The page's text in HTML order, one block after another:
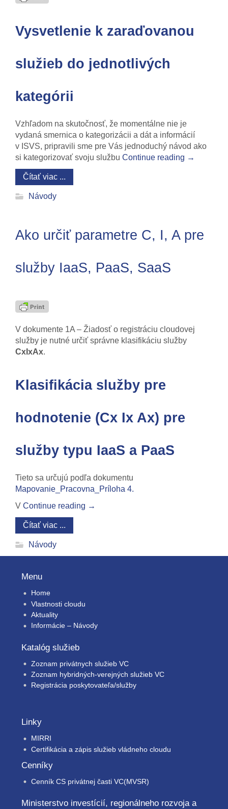
Vysvetlenie k zaraďovanou
služieb do jednotlivých
kategórii
Vzhľadom na skutočnosť, že momentálne nie je
vydaná smernica o kategorizácii a dát a informácií
v ISVS, pripravili sme pre Vás jednoduchý návod ako
si kategorizovať svoju službu Continue reading →
Čítať viac ...
Návody
Ako určiť parametre C, I, A pre
služby IaaS, PaaS, SaaS
V dokumente 1A – Žiadosť o registráciu cloudovej
služby je nutné určiť správne klasifikáciu služby
CxIxAx.
Klasifikácia služby pre
hodnotenie (Cx Ix Ax) pre
služby typu IaaS a PaaS
Tieto sa určujú podľa dokumentu
Mapovanie_Pracovna_Príloha 4.
V Continue reading →
Čítať viac ...
Návody
Menu
Home
Vlastnosti cloudu
Aktuality
Informácie – Návody
Katalóg služieb
Zoznam privátnych služieb VC
Zoznam hybridných-verejných služieb VC
Registrácia poskytovateľa/služby
Linky
MIRRI
Certifikácia a zápis služieb vládneho cloudu
Cenníky
Cenník CS privátnej časti VC(MVSR)
Ministerstvo investícií, regionálneho rozvoja a